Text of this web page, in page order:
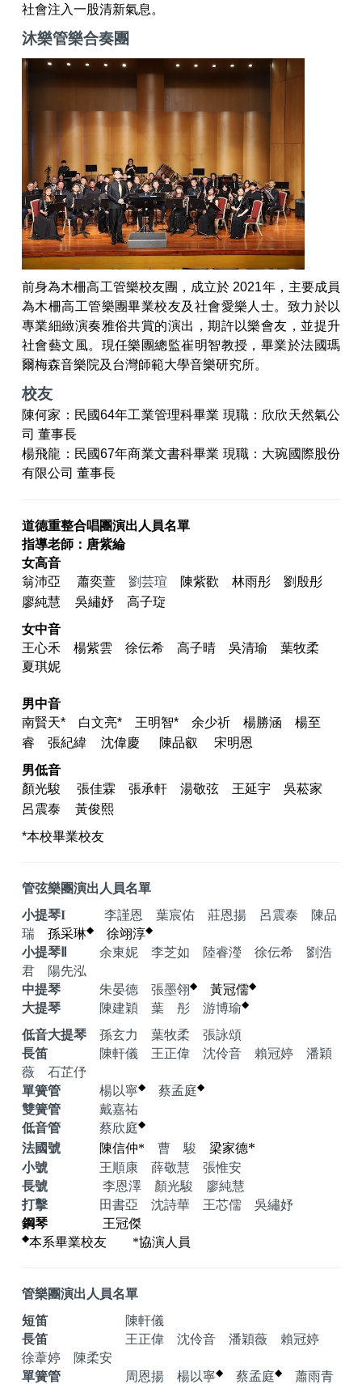
社會注入一股清新氣息。
沐樂管樂合奏團
前身為木柵高工管樂校友團，成立於 2021年，主要成員
為木柵高工管樂團畢業校友及社會愛樂人士。致力於以
專業細緻演奏雅俗共賞的演出，期許以樂會友，並提升
社會藝文風。現任樂團總監崔明智教授，畢業於法國瑪
爾梅森音樂院及台灣師範大學音樂研究所。
校友
陳何家：民國64年工業管理科畢業 現職：欣欣天然氣公
司 董事長
楊飛龍：民國67年商業文書科畢業 現職：大琬國際股份
有限公司 董事長
道德重整合唱團演出人員名單
指導老師：唐紫綸
女高音
翁沛亞 蕭奕萱
劉芸瑄 陳紫歡 林雨彤
劉殷彤
廖純慧
吳繡妤 高子琁
女中音
王心禾 楊紫雲
徐伝希 高子晴 吳清瑜
葉牧柔
夏琪妮
男中音
南賢天* 白文亮* 王明智* 余少祈 楊勝涵 楊至
睿 張紀緯
沈偉慶 陳品叡 宋明恩
男低音
顏光駿
張佳霖 張承軒 湯敬弦 王延宇
吳菘家
呂震泰
黃俊熙
*本校畢業校友
管弦樂團演出人員名單
小提琴I 李謹恩 葉宸佑 莊恩揚 呂震泰
陳品
瑞
孫采琳◆ 徐翊淳◆
小提琴
余東妮 李芝如 陸睿瀅 徐伝希 劉浩
君 陽先泓
中提琴 朱晏德 張墨翎◆ 黃冠儒◆
大提琴 陳建穎 葉 彤 游博瑜◆
低音大提琴 孫玄力 葉牧柔 張詠頌
長笛
陳軒儀 王正偉 沈伶音 賴冠婷 潘穎
薇 石芷伃
單簧管
楊以寧◆ 蔡孟庭◆
雙簧管 戴嘉祐
低音管 蔡欣庭◆
法國號 陳信仲* 曹 駿 梁家德*
小號
王順康 薛敬慧 張惟安
長號
李恩澤 顏光駿 廖純慧
打擊
田書亞 沈詩華 王芯儒 吳繡妤
鋼琴
王冠傑
◆本系畢業校友 *協演人員
管樂團演出人員名單
短笛
陳軒儀
長笛 王正偉 沈伶音 潘穎薇 賴冠婷
徐葦婷 陳柔安
單簧管
周恩揚 楊以寧◆ 蔡孟庭◆ 蕭雨青